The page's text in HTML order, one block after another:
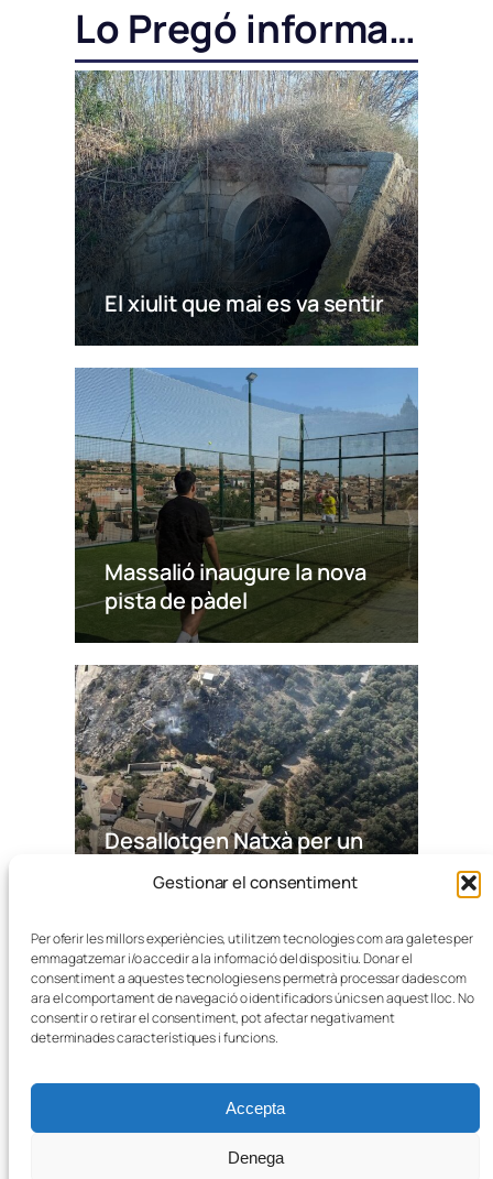
Gestionar el consentiment
Per oferir les millors experiències, utilitzem tecnologies com ara galetes per
emmagatzemar i/o accedir a la informació del dispositiu. Donar el
consentiment a aquestes tecnologies ens permetrà processar dades com
ara el comportament de navegació o identificadors únics en aquest lloc. No
consentir o retirar el consentiment, pot afectar negativament
determinades característiques i funcions.
Accepta
Denega
Lo Pregó informa…
El xiulit que mai es va sentir
Massalió inaugure la nova
pista de pàdel
Desallotgen Natxà per un
incendi a tocar del nucli urbà,
ja estabilitzat
X Facebook Correu electrònic